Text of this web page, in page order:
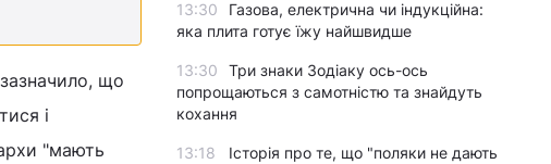
що
і
"мають
13:30
Газова, електрична чи індукційна:
яка плита готує їжу найшвидше
13:30
Три знаки Зодіаку ось-ось
попрощаються з самотністю та знайдуть
кохання
13:18
Історія про те, що "поляки не дають